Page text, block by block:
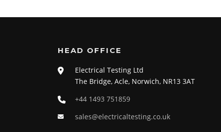
HEAD OFFICE
Electrical Testing Ltd
The Bridge, Acle, Norwich, NR13 3AT
+44 1493 751859
sales@electricaltesting.co.uk